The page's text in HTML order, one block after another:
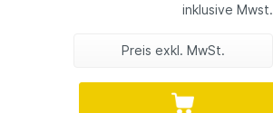
inklusive Mwst.
Preis exkl. MwSt.